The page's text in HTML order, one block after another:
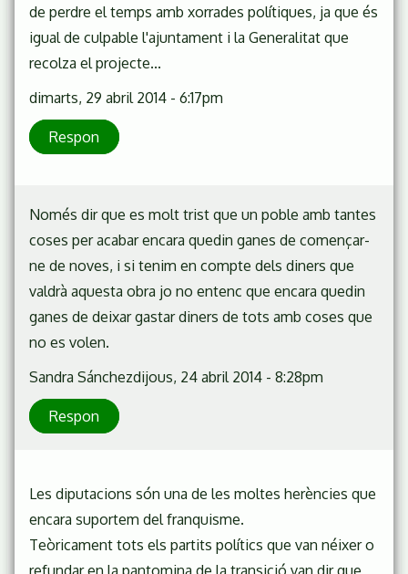
de perdre el temps amb xorrades polítiques, ja que és
igual de culpable l'ajuntament i la Generalitat que
recolza el projecte...
dimarts, 29 abril 2014 - 6:17pm
Respon
Només dir que es molt trist que un poble amb tantes
coses per acabar encara quedin ganes de començar-
ne de noves, i si tenim en compte dels diners que
valdrà aquesta obra jo no entenc que encara quedin
ganes de deixar gastar diners de tots amb coses que
no es volen.
Sandra Sánchezdijous, 24 abril 2014 - 8:28pm
Respon
Les diputacions són una de les moltes herències que
encara suportem del franquisme.
Teòricament tots els partits polítics que van néixer o
refundar en la pantomina de la transició van dir que